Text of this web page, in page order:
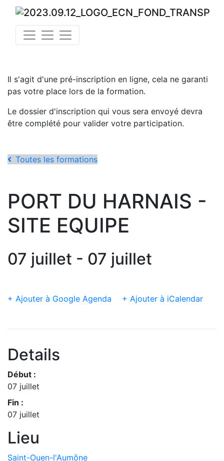
Il s'agit d'une pré-inscription en ligne, cela ne garanti
pas votre place lors de la formation.
Le dossier d'inscription qui vous sera envoyé devra
être complété pour valider votre participation.
Toutes les formations
PORT DU HARNAIS -
SITE EQUIPE
07 juillet - 07 juillet
+ Ajouter à Google Agenda + Ajouter à iCalendar
Details
Début :
07 juillet
Fin :
07 juillet
Lieu
Saint-Ouen-l'Aumône